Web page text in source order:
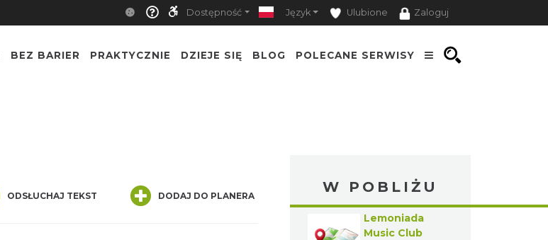
Dostępność Język Ulubione Zaloguj
BEZ BARIER PRAKTYCZNIE DZIEJE SIĘ BLOG POLECANE SERWISY
ODSŁUCHAJ TEKST DODAJ DO PLANERA
W POBLIŻU
Lemoniada
Music Club